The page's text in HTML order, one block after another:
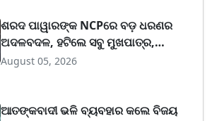
ଶରଦ ପାୱାରଙ୍କ NCPରେ ବଡ଼ ଧରଣର
ଅଦଳବଦଳ, ହଟିଲେ ସବୁ ମୁଖପାତ୍ର,
ଗଣମାଧ୍ୟମରେ କହିବେ କେବଳ ୨ ଜଣ
August 05, 2026
ଆତଙ୍କବାଦୀ ଭଳି ବ୍ୟବହାର କଲେ ବିଜୟ